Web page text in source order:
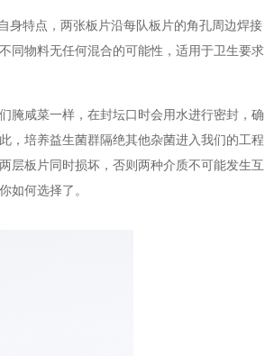
身特点，两张板片沿每队板片的角孔周边焊接
同物料无任何混合的可能性，适用于卫生要求
腌咸菜一样，在封坛口时会用水进行密封，确
，培养益生菌群隔绝其他杂菌进入我们的工程
层板片同时损坏，否则两种介质不可能发生互
如何选择了。